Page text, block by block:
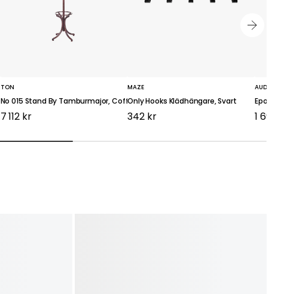
TON
No 015 Stand By Tamburmajor, Coffee
7 112 kr
MAZE
Only Hooks Klädhängare, Svart
342 kr
AUDO
Epoch
1 696